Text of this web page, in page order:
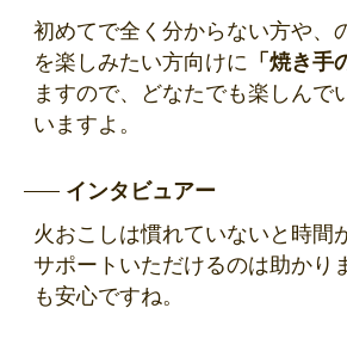
初めてで全く分からない方や、
を楽しみたい方向けに 「焼き手
ますので、どなたでも楽しんで
いますよ。
インタビュアー
火おこしは慣れていないと時間
サポートいただけるのは助かり
も安心ですね。